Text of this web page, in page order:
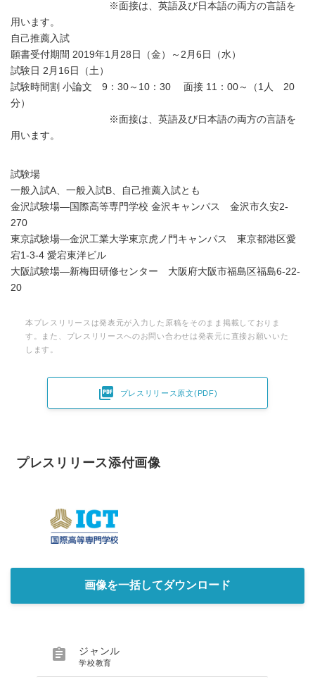
※面接は、英語及び日本語の両方の言語を
用います。
自己推薦入試
願書受付期間 2019年1月28日（金）～2月6日（水）
試験日 2月16日（土）
試験時間割 小論文 9：30～10：30 面接 11：00～（1人 20
分）
※面接は、英語及び日本語の両方の言語を
用います。
試験場
一般入試A、一般入試B、自己推薦入試とも
金沢試験場―国際高等専門学校 金沢キャンパス 金沢市久安2-
270
東京試験場―金沢工業大学東京虎ノ門キャンパス 東京都港区愛
宕1-3-4 愛宕東洋ビル
大阪試験場―新梅田研修センター 大阪府大阪市福島区福島6-22-
20
本プレスリリースは発表元が入力した原稿をそのまま掲載しておりま
す。また、プレスリリースへのお問い合わせは発表元に直接お願いいた
します。
 プレスリリース原文(PDF)
プレスリリース添付画像
画像を一括してダウンロード
 ジャンル
学校教育